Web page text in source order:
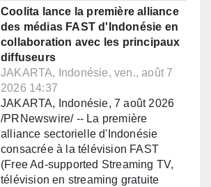
Coolita lance la première alliance
des médias FAST d'Indonésie en
collaboration avec les principaux
diffuseurs
JAKARTA, Indonésie, ven., août 7
2026 14:37
JAKARTA, Indonésie, 7 août 2026
/PRNewswire/ -- La première
alliance sectorielle d'Indonésie
consacrée à la télévision FAST
(Free Ad-supported Streaming TV,
télévision en streaming gratuite